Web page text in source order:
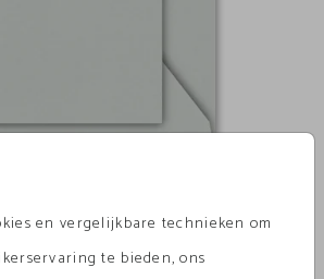
en vergelijkbare technieken om
te bieden, ons
X 12